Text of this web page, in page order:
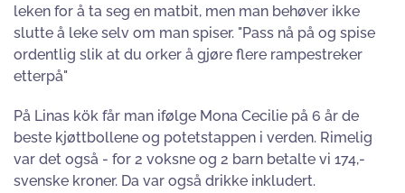
leken for å ta seg en matbit, men man behøver ikke
slutte å leke selv om man spiser. "Pass nå på og spise
ordentlig slik at du orker å gjøre flere rampestreker
etterpå"
På Linas kök får man ifølge Mona Cecilie på 6 år de
beste kjøttbollene og potetstappen i verden. Rimelig
var det også - for 2 voksne og 2 barn betalte vi 174,-
svenske kroner. Da var også drikke inkludert.